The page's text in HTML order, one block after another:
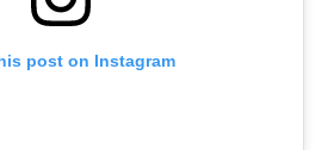
post on Instagram